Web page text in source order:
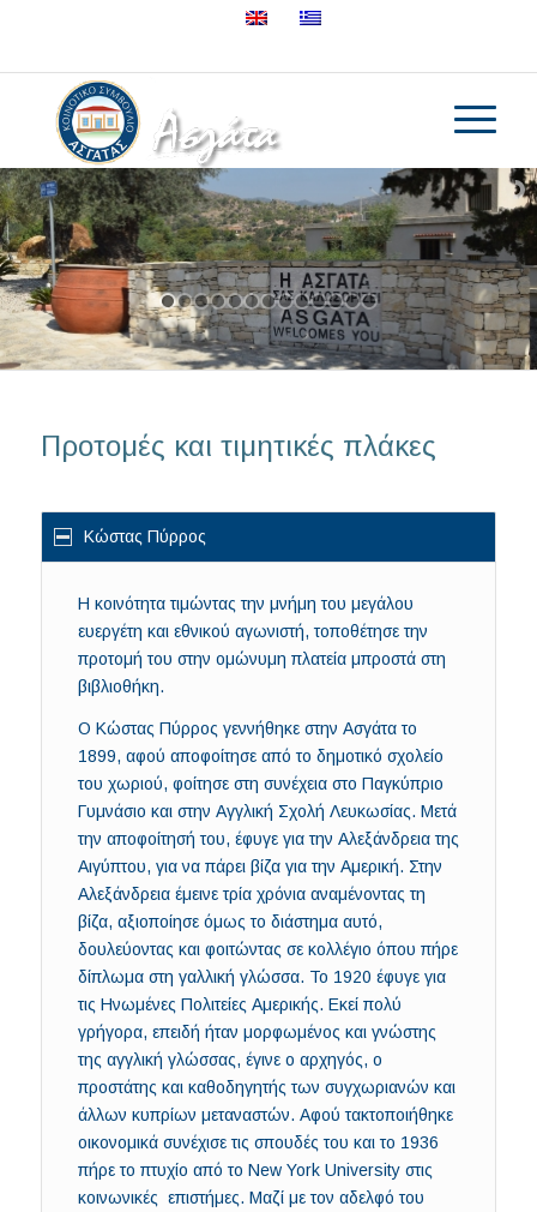
Προτομές και τιμητικές πλάκες
Κώστας Πύρρος
Η κοινότητα τιμώντας την μνήμη του μεγάλου
ευεργέτη και εθνικού αγωνιστή, τοποθέτησε την
προτομή του στην ομώνυμη πλατεία μπροστά στη
βιβλιοθήκη.
Ο Κώστας Πύρρος γεννήθηκε στην Ασγάτα το
1899, αφού αποφοίτησε από το δημοτικό σχολείο
του χωριού, φοίτησε στη συνέχεια στο Παγκύπριο
Γυμνάσιο και στην Αγγλική Σχολή Λευκωσίας. Μετά
την αποφοίτησή του, έφυγε για την Αλεξάνδρεια της
Αιγύπτου, για να πάρει βίζα για την Αμερική. Στην
Αλεξάνδρεια έμεινε τρία χρόνια αναμένοντας τη
βίζα, αξιοποίησε όμως το διάστημα αυτό,
δουλεύοντας και φοιτώντας σε κολλέγιο όπου πήρε
δίπλωμα στη γαλλική γλώσσα. Το 1920 έφυγε για
τις Ηνωμένες Πολιτείες Αμερικής. Εκεί πολύ
γρήγορα, επειδή ήταν μορφωμένος και γνώστης
της αγγλική γλώσσας, έγινε ο αρχηγός, ο
προστάτης και καθοδηγητής των συγχωριανών και
άλλων κυπρίων μεταναστών. Αφού τακτοποιήθηκε
οικονομικά συνέχισε τις σπουδές του και το 1936
πήρε το πτυχίο από το New York University στις
κοινωνικές επιστήμες. Μαζί με τον αδελφό του